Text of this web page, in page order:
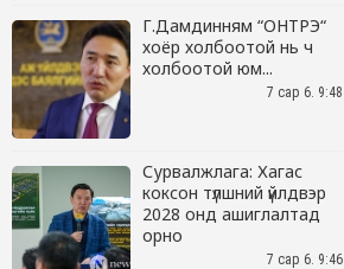
Г.Дамдинням “ОНТРЭ“
хоёр холбоотой нь ч
холбоотой юм...
7 сар 6. 9:48
Сурвалжлага: Хагас
коксон түлшний үйлдвэр
2028 онд ашиглалтад
орно
7 сар 6. 9:46